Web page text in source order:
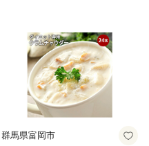
群馬県富岡市